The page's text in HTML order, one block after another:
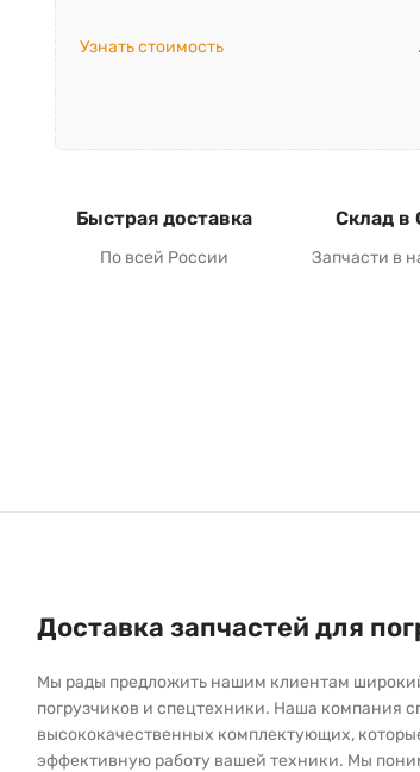
Узнать стоимость
Быстрая доставка
По всей России
Склад в
Запчасти в
Доставка запчастей для
Мы рады предложить нашим клиентам
погрузчиков и спецтехники. Наша компания
высококачественных комплектующих,
эффективную работу вашей техники. Мы